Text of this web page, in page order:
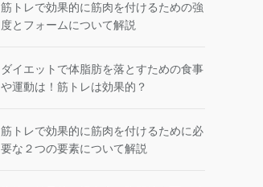
筋トレで効果的に筋肉を付けるための強
度とフォームについて解説
ダイエットで体脂肪を落とすための食事
や運動は！筋トレは効果的？
筋トレで効果的に筋肉を付けるために必
要な２つの要素について解説